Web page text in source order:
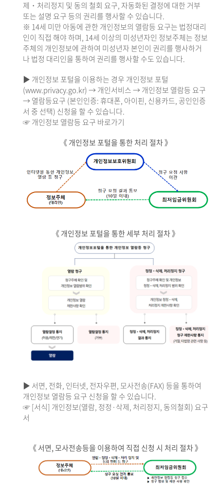
제・처리정지 및 동의 철회 요구, 자동화된 결정에 대한 거부
또는 설명 요구 등의 권리를 행사할 수 있습니다.
※ 14세 미만 아동에 관한 개인정보의 열람등 요구는 법정대리
인이 직접 해야 하며, 14세 이상의 미성년자인 정보주체는 정보
주체의 개인정보에 관하여 미성년자 본인이 권리를 행사하거
나 법정 대리인을 통하여 권리를 행사할 수도 있습니다.
▶ 개인정보 포털을 이용하는 경우 개인정보 포털
(www.privacy.go.kr) → 개인서비스 → 개인정보 열람등 요구
→ 열람등요구 (본인인증: 휴대폰, 아이핀, 신용카드, 공인인증
서 중 선택) 신청을 할 수 있습니다.
☞ 개인정보 열람등 요구 바로가기
《 개인정보 포털을 통한 처리 절차 》
《 개인정보 포털을 통한 세부 처리 절차 》
▶ 서면, 전화, 인터넷, 전자우편, 모사전송(FAX) 등을 통하여
개인정보 열람등 요구 신청을 할 수 있습니다.
☞ [서식] 개인정보(열람, 정정·삭제, 처리정지, 동의철회) 요구
서
《 서면, 모사전송등을 이용하여 직접 신청 시 처리 절차 》